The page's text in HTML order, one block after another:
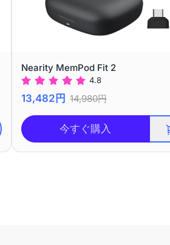
Nearity MemPod Fit 2
4.8
13,482円 14,980円
今すぐ購入